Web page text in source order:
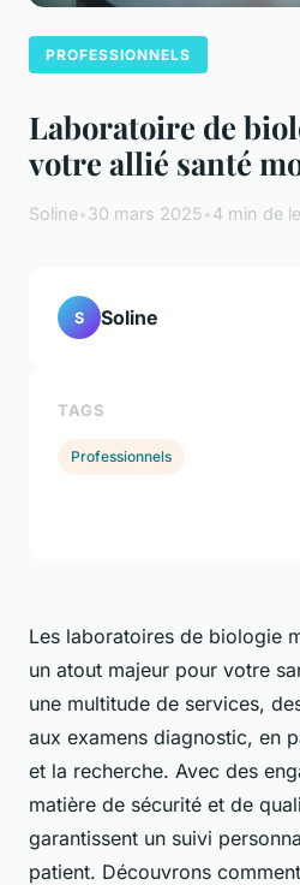
PROFESSIONNELS
Laboratoire de
votre allié santé
Soline•30 mars 2025•4 min de
Les laboratoires de biologie
un atout majeur pour votre
une multitude de services,
aux examens diagnostic, en
et la recherche. Avec des
matière de sécurité et de
garantissent un suivi
patient. Découvrons
S Soline
TAGS
Professionnels